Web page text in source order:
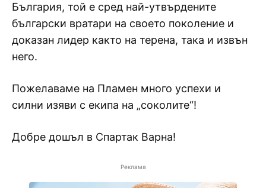
България, той е сред най-утвърдените
български вратари на своето поколение и
доказан лидер както на терена, така и извън
него.
Пожелаваме на Пламен много успехи и
силни изяви с екипа на „соколите“!
Добре дошъл в Спартак Варна!
Реклама